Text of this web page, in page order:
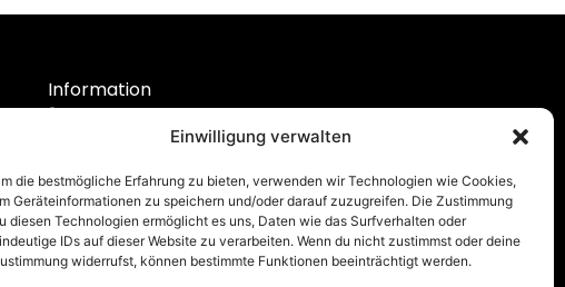
Einwilligung verwalten
die bestmögliche Erfahrung zu bieten, verwenden wir Technologien wie Cookies,
Geräteinformationen zu speichern und/oder darauf zuzugreifen. Die Zustimmung
diesen Technologien ermöglicht es uns, Daten wie das Surfverhalten oder
IDs auf dieser Website zu verarbeiten. Wenn du nicht zustimmst oder deine
widerrufst, können bestimmte Funktionen beeinträchtigt werden.
Information
Über Uns
Support
Versand & Lieferung
Blog